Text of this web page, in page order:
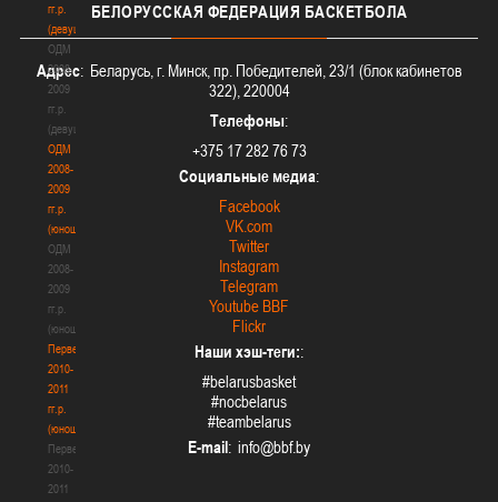
гг.р.
(девушки)
ОДМ
2008-
2009
гг.р.
(девушки)
ОДМ
2008-
2009
гг.р.
(юноши)
ОДМ
2008-
2009
гг.р.
(юноши)
Первенство
2010-
2011
гг.р.
(юноши)
Первенство
2010-
2011
БЕЛОРУССКАЯ ФЕДЕРАЦИЯ БАСКЕТБОЛА
Адрес: Беларусь, г. Минск, пр. Победителей, 23/1 (блок кабинетов
322), 220004
Телефоны:
+375 17 282 76 73
Социальные медиа:
Facebook
VK.com
Twitter
Instagram
Telegram
Youtube BBF
Flickr
Наши хэш-теги::
#belarusbasket
#nocbelarus
#teambelarus
E-mail: